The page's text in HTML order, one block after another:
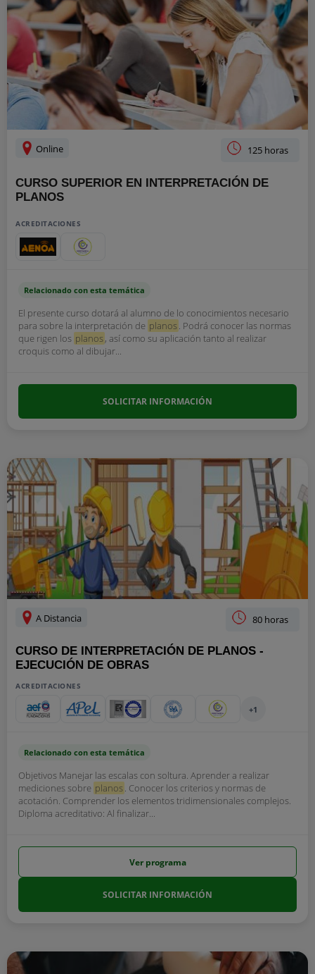
Online 125 horas
CURSO SUPERIOR EN INTERPRETACIÓN DE
PLANOS
ACREDITACIONES
Relacionado con esta temática
El presente curso dotará al alumno de lo conocimientos necesario
para sobre la interpretación de planos. Podrá conocer las normas
que rigen los planos, así como su aplicación tanto al realizar
croquis como al dibujar...
SOLICITAR INFORMACIÓN
A Distancia 80 horas
CURSO DE INTERPRETACIÓN DE PLANOS -
EJECUCIÓN DE OBRAS
ACREDITACIONES
+1
Relacionado con esta temática
Objetivos Manejar las escalas con soltura. Aprender a realizar
mediciones sobre planos. Conocer los criterios y normas de
acotación. Comprender los elementos tridimensionales complejos.
Diploma acreditativo: Al finalizar...
Ver programa
SOLICITAR INFORMACIÓN